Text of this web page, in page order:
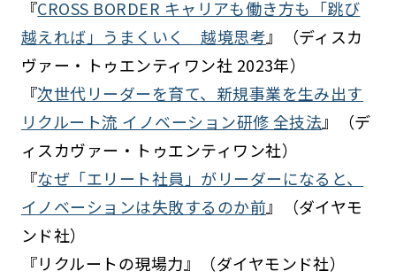
『CROSS BORDER キャリアも働き方も「跳び
越えれば」うまくいく 越境思考』（ディスカ
ヴァー・トゥエンティワン社 2023年）
『次世代リーダーを育て、新規事業を生み出す
リクルート流 イノベーション研修 全技法』（デ
ィスカヴァー・トゥエンティワン社）
『なぜ「エリート社員」がリーダーになると、
イノベーションは失敗するのか前』（ダイヤモ
ンド社）
『リクルートの現場力』（ダイヤモンド社）